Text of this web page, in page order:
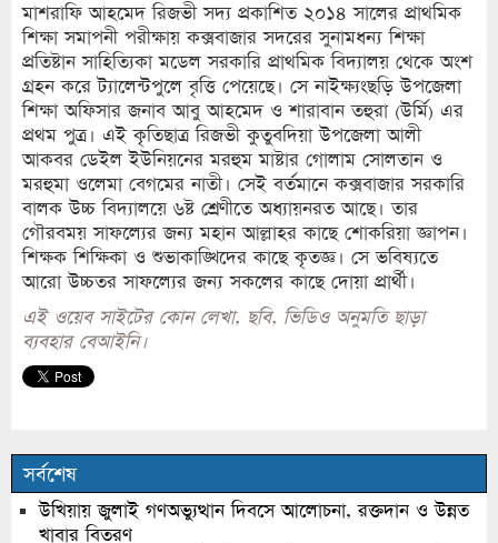
মাশরাফি আহমেদ রিজভী সদ্য প্রকাশিত ২০১৪ সালের প্রাথমিক
শিক্ষা সমাপনী পরীক্ষায় কক্সবাজার সদরের সুনামধন্য শিক্ষা
প্রতিষ্টান সাহিত্যিকা মডেল সরকারি প্রাথমিক বিদ্যালয় থেকে অংশ
গ্রহন করে ট্যালেন্টপুলে বৃত্তি পেয়েছে। সে নাইক্ষ্যংছড়ি উপজেলা
শিক্ষা অফিসার জনাব আবু আহমেদ ও শারাবান তহুরা (উর্মি) এর
প্রথম পুত্র। এই কৃতিছাত্র রিজভী কুতুবদিয়া উপজেলা আলী
আকবর ডেইল ইউনিয়নের মরহুম মাষ্টার গোলাম সোলতান ও
মরহুমা ওলেমা বেগমের নাতী। সেই বর্তমানে কক্সবাজার সরকারি
বালক উচ্চ বিদ্যালয়ে ৬ষ্ট শ্রেণীতে অধ্যায়নরত আছে। তার
গৌরবময় সাফল্যের জন্য মহান আল্লাহর কাছে শোকরিয়া জ্ঞাপন।
শিক্ষক শিক্ষিকা ও শুভাকাঙ্খিদের কাছে কৃতজ্ঞ। সে ভবিষ্যতে
আরো উচ্চতর সাফল্যের জন্য সকলের কাছে দোয়া প্রার্থী।
এই ওয়েব সাইটের কোন লেখা, ছবি, ভিডিও অনুমতি ছাড়া
ব্যবহার বেআইনি।
সর্বশেষ
উখিয়ায় জুলাই গণঅভ্যুত্থান দিবসে আলোচনা, রক্তদান ও উন্নত
খাবার বিতরণ